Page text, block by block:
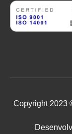
Copyright 2023